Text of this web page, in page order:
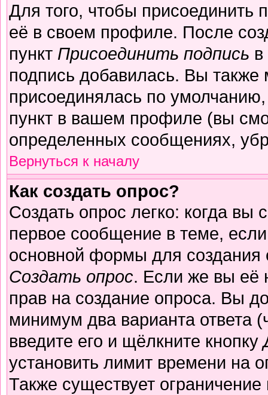
Для того, чтобы присоединить
её в своем профиле. После
пункт Присоединить подпись
подпись добавилась. Вы также
присоединялась по
пункт в вашем профиле (вы
определенных сообщениях,
Вернуться к началу
Как создать опрос?
Создать опрос легко: когда вы
первое сообщение в теме,
основной формы для
Создать опрос. Если же вы её
прав на создание опроса. Вы
минимум два варианта ответа
введите его и щёлкните кнопку
установить лимит времени на
Также существует